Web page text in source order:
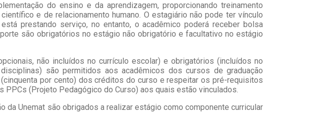
do ensino e da aprendizagem, proporcionando treinamento
e de relacionamento humano. O estagiário não pode ter vínculo
prestando serviço, no entanto, o acadêmico poderá receber bolsa
são obrigatórios no estágio não obrigatório e facultativo no estágio
não incluídos no currículo escolar) e obrigatórios (incluídos no
são permitidos aos acadêmicos dos cursos de graduação
por cento) dos créditos do curso e respeitar os pré-requisitos
(Projeto Pedagógico do Curso) aos quais estão vinculados.
da Unemat são obrigados a realizar estágio como componente curricular